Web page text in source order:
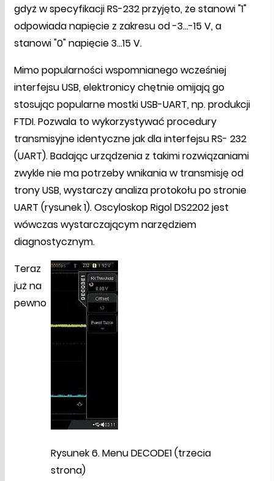
gdyż w specyfikacji RS-232 przyjęto, że stanowi "1"
odpowiada napięcie z zakresu od -3...-15 V, a
stanowi "0" napięcie 3...15 V.
Mimo popularności wspomnianego wcześniej
interfejsu USB, elektronicy chętnie omijają go
stosując popularne mostki USB-UART, np. produkcji
FTDI. Pozwala to wykorzystywać procedury
transmisyjne identyczne jak dla interfejsu RS- 232
(UART). Badając urządzenia z takimi rozwiązaniami
zwykle nie ma potrzeby wnikania w transmisję od
trony USB, wystarczy analiza protokołu po stronie
UART (rysunek 1). Oscyloskop Rigol DS2202 jest
wówczas wystarczającym narzędziem
diagnostycznym.
Rysunek 6. Menu DECODE1 (trzecia
strona)
Teraz
już na
pewno